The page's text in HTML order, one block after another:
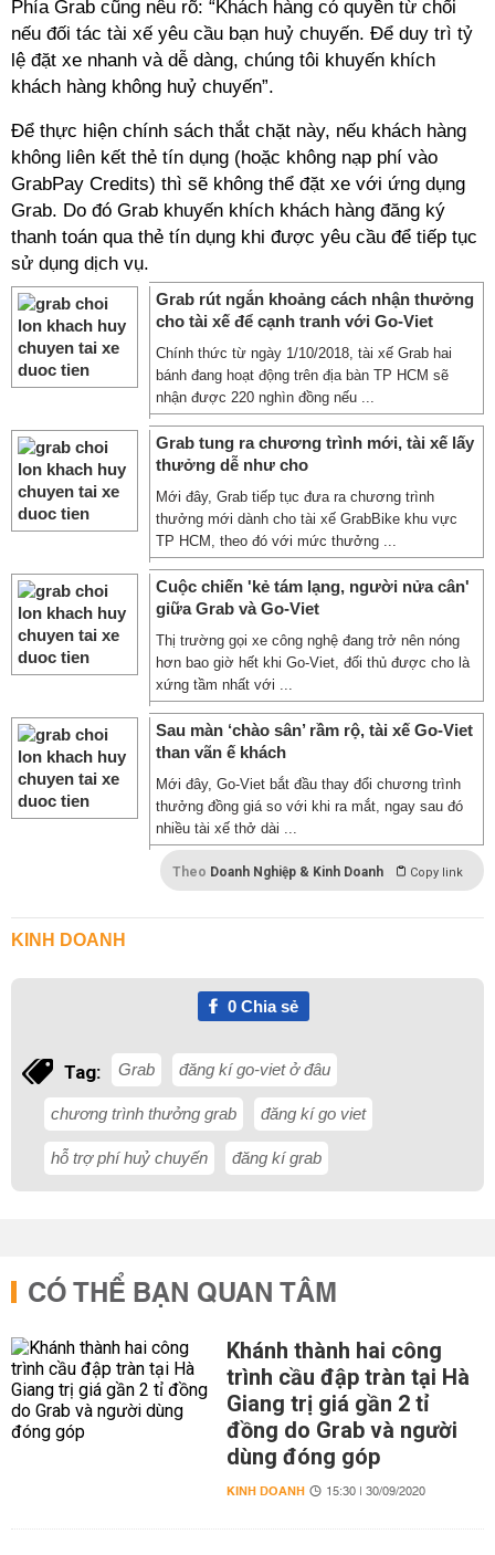
Phía Grab cũng nêu rõ: “Khách hàng có quyền từ chối
nếu đối tác tài xế yêu cầu bạn huỷ chuyến. Để duy trì tỷ
lệ đặt xe nhanh và dễ dàng, chúng tôi khuyến khích
khách hàng không huỷ chuyến”.
Để thực hiện chính sách thắt chặt này, nếu khách hàng
không liên kết thẻ tín dụng (hoặc không nạp phí vào
GrabPay Credits) thì sẽ không thể đặt xe với ứng dụng
Grab. Do đó Grab khuyến khích khách hàng đăng ký
thanh toán qua thẻ tín dụng khi được yêu cầu để tiếp tục
sử dụng dịch vụ.
Grab rút ngắn khoảng cách nhận thưởng
cho tài xế để cạnh tranh với Go-Viet
Chính thức từ ngày 1/10/2018, tài xế Grab hai
bánh đang hoạt động trên địa bàn TP HCM sẽ
nhận được 220 nghìn đồng nếu ...
Grab tung ra chương trình mới, tài xế lấy
thưởng dễ như cho
Mới đây, Grab tiếp tục đưa ra chương trình
thưởng mới dành cho tài xế GrabBike khu vực
TP HCM, theo đó với mức thưởng ...
Cuộc chiến 'kẻ tám lạng, người nửa cân'
giữa Grab và Go-Viet
Thị trường gọi xe công nghệ đang trở nên nóng
hơn bao giờ hết khi Go-Viet, đối thủ được cho là
xứng tầm nhất với ...
Sau màn ‘chào sân’ rầm rộ, tài xế Go-Viet
than vãn ế khách
Mới đây, Go-Viet bắt đầu thay đổi chương trình
thưởng đồng giá so với khi ra mắt, ngay sau đó
nhiều tài xế thở dài ...
Theo Doanh Nghiệp & Kinh Doanh Copy link
KINH DOANH
0Chia sẻ
Tag: Grab đăng kí go-viet ở đâu
chương trình thưởng grab đăng kí go viet
hỗ trợ phí huỷ chuyến đăng kí grab
CÓ THỂ BẠN QUAN TÂM
Khánh thành hai công
trình cầu đập tràn tại Hà
Giang trị giá gần 2 tỉ
đồng do Grab và người
dùng đóng góp
KINH DOANH 15:30 | 30/09/2020